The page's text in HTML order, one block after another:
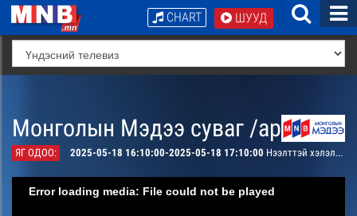
ШУУД
CHART
Монголын Мэдээ суваг /архив/
ЯГ ОДОО: 2025-05-18 16:10:00-2025-05-18 17:10:00 Нээлттэй хэлэлцүүлэг
Error loading media: File could not be played